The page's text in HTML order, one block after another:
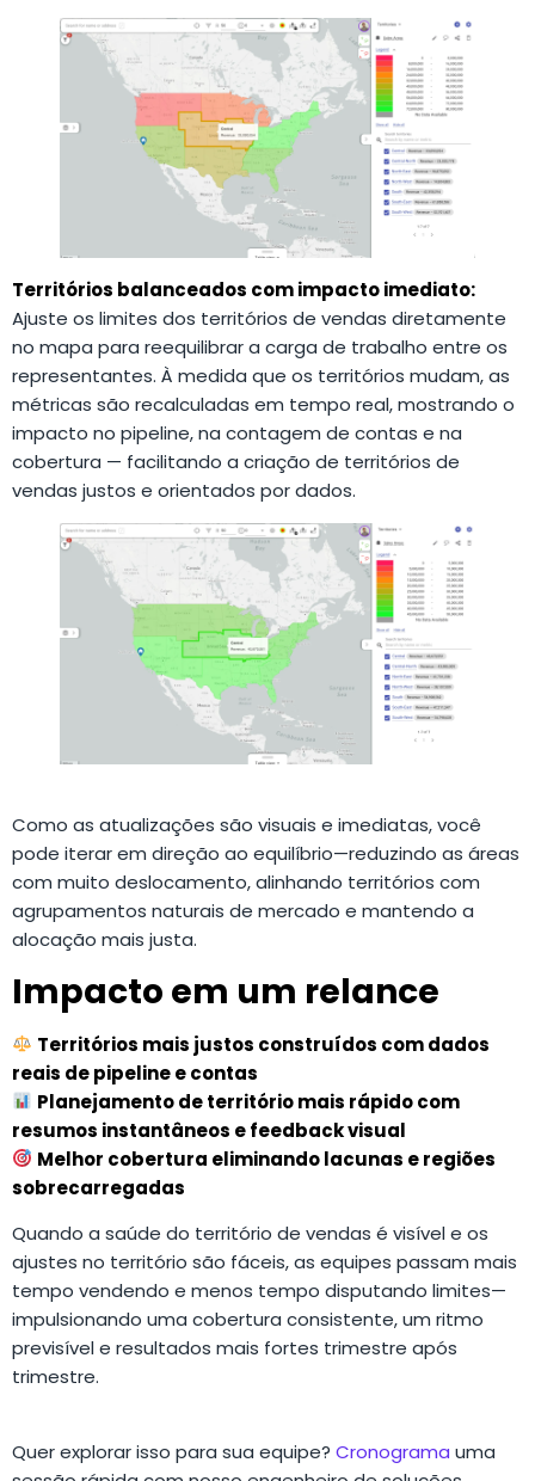
Territórios balanceados com impacto imediato:
Ajuste os limites dos territórios de vendas diretamente
no mapa para reequilibrar a carga de trabalho entre os
representantes. À medida que os territórios mudam, as
métricas são recalculadas em tempo real, mostrando o
impacto no pipeline, na contagem de contas e na
cobertura — facilitando a criação de territórios de
vendas justos e orientados por dados.
Como as atualizações são visuais e imediatas, você
pode iterar em direção ao equilíbrio—reduzindo as áreas
com muito deslocamento, alinhando territórios com
agrupamentos naturais de mercado e mantendo a
alocação mais justa.
Impacto em um relance
Territórios mais justos construídos com dados
reais de pipeline e contas
Planejamento de território mais rápido com
resumos instantâneos e feedback visual
Melhor cobertura eliminando lacunas e regiões
sobrecarregadas
Quando a saúde do território de vendas é visível e os
ajustes no território são fáceis, as equipes passam mais
tempo vendendo e menos tempo disputando limites—
impulsionando uma cobertura consistente, um ritmo
previsível e resultados mais fortes trimestre após
trimestre.
Quer explorar isso para sua equipe? Cronograma uma